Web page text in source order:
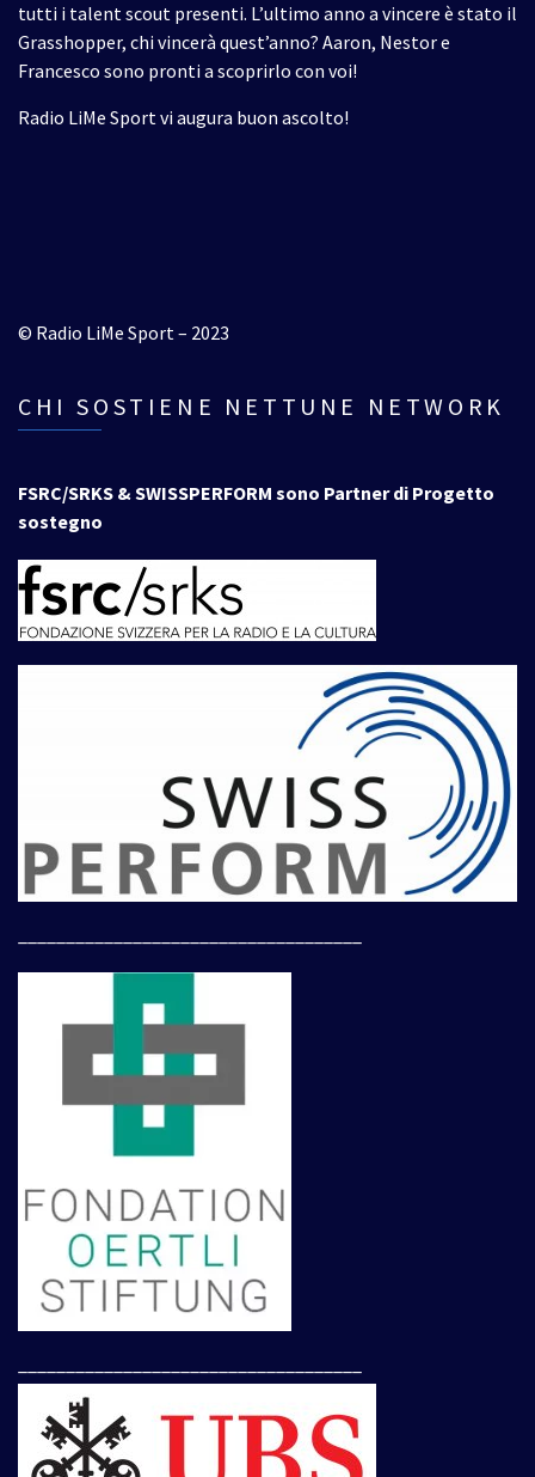
tutti i talent scout presenti. L’ultimo anno a vincere è stato il
Grasshopper, chi vincerà quest’anno? Aaron, Nestor e
Francesco sono pronti a scoprirlo con voi!
Radio LiMe Sport vi augura buon ascolto!
© Radio LiMe Sport – 2023
CHI SOSTIENE NETTUNE NETWORK
FSRC/SRKS & SWISSPERFORM sono Partner di Progetto
sostegno